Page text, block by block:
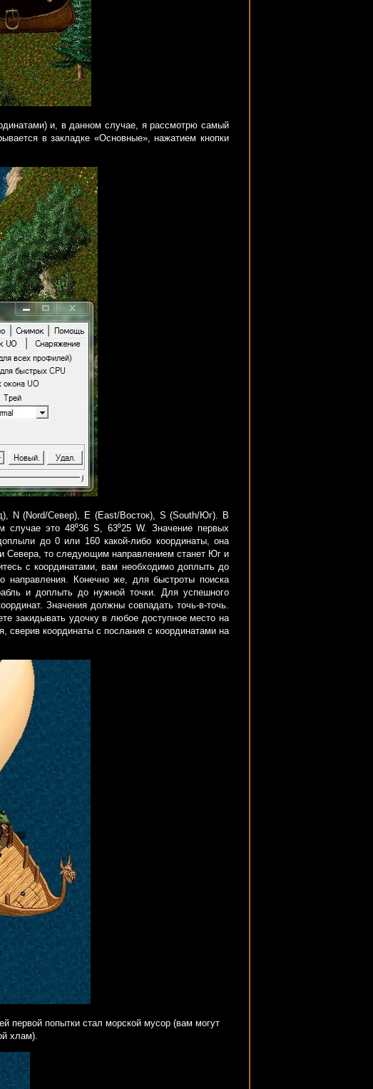
и, в данном случае, я рассмотрю самый
в закладке «Основные», нажатием кнопки
N (Nord/Север), E (East/Восток), S (South/Юг). В
случае это 48⁰36 S, 63⁰25 W. Значение первых
до 0 или 160 какой-либо координаты, она
Севера, то следующим направлением станет Юг и
с координатами, вам необходимо доплыть до
направления. Конечно же, для быстроты поиска
и доплыть до нужной точки. Для успешного
Значения должны совпадать точь-в-точь.
закидывать удочку в любое доступное место на
сверив координаты с послания с координатами на
первой попытки стал морской мусор (вам могут
хлам).